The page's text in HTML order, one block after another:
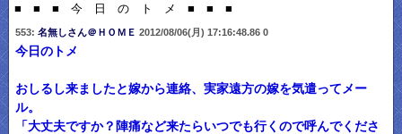
■ ■ ■ 今 日 の ト メ ■ ■ ■
553: 名無しさん＠ＨＯＭＥ 2012/08/06(月) 17:16:48.86 0
今日のトメ
おしるし来ましたと嫁から連絡、実家遠方の嫁を気遣ってメー
ル。
「大丈夫ですか？陣痛など来たらいつでも行くので呼んでくださ